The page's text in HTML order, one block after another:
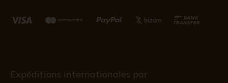
Expéditions internationales par